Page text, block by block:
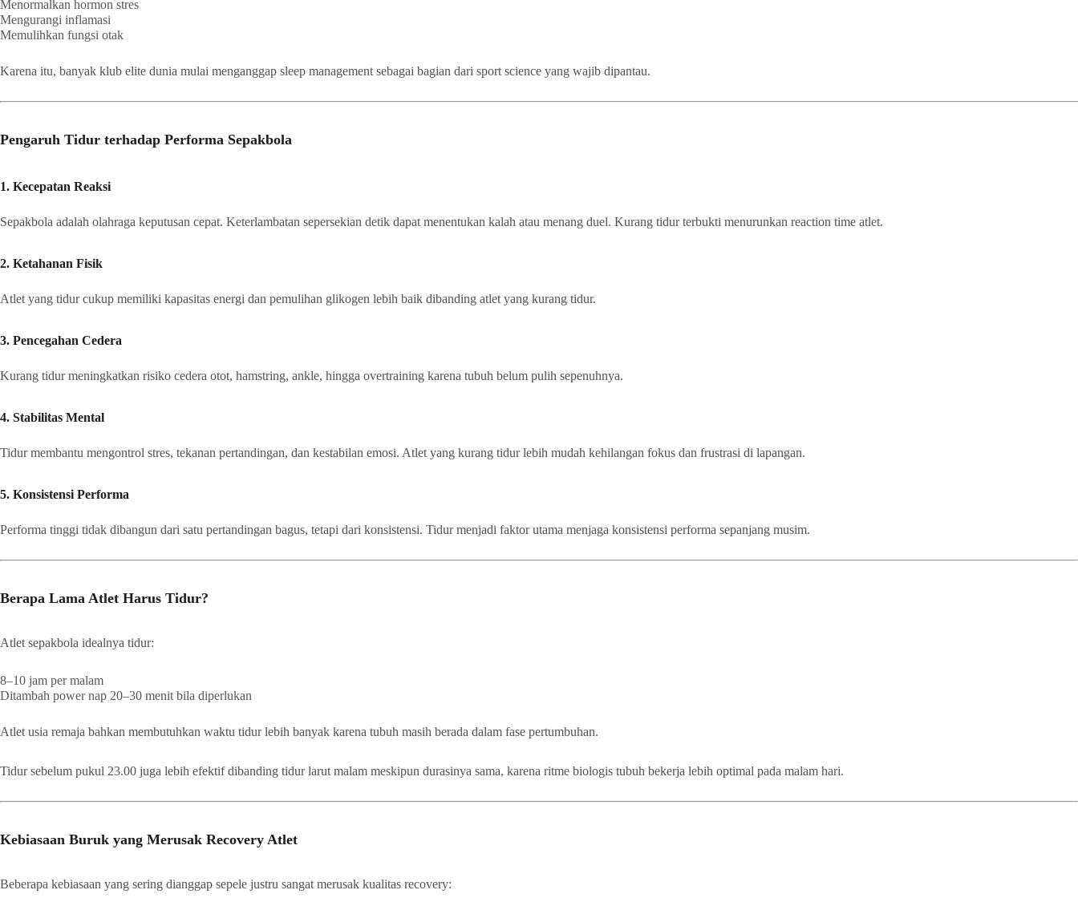
Menormalkan hormon stres
Mengurangi inflamasi
Memulihkan fungsi otak
Karena itu, banyak klub elite dunia mulai menganggap sleep management sebagai bagian dari sport science yang wajib dipantau.
Pengaruh Tidur terhadap Performa Sepakbola
1. Kecepatan Reaksi
Sepakbola adalah olahraga keputusan cepat. Keterlambatan sepersekian detik dapat menentukan kalah atau menang duel. Kurang tidur terbukti menurunkan reaction time atlet.
2. Ketahanan Fisik
Atlet yang tidur cukup memiliki kapasitas energi dan pemulihan glikogen lebih baik dibanding atlet yang kurang tidur.
3. Pencegahan Cedera
Kurang tidur meningkatkan risiko cedera otot, hamstring, ankle, hingga overtraining karena tubuh belum pulih sepenuhnya.
4. Stabilitas Mental
Tidur membantu mengontrol stres, tekanan pertandingan, dan kestabilan emosi. Atlet yang kurang tidur lebih mudah kehilangan fokus dan frustrasi di lapangan.
5. Konsistensi Performa
Performa tinggi tidak dibangun dari satu pertandingan bagus, tetapi dari konsistensi. Tidur menjadi faktor utama menjaga konsistensi performa sepanjang musim.
Berapa Lama Atlet Harus Tidur?
Atlet sepakbola idealnya tidur:
8–10 jam per malam
Ditambah power nap 20–30 menit bila diperlukan
Atlet usia remaja bahkan membutuhkan waktu tidur lebih banyak karena tubuh masih berada dalam fase pertumbuhan.
Tidur sebelum pukul 23.00 juga lebih efektif dibanding tidur larut malam meskipun durasinya sama, karena ritme biologis tubuh bekerja lebih optimal pada malam hari.
Kebiasaan Buruk yang Merusak Recovery Atlet
Beberapa kebiasaan yang sering dianggap sepele justru sangat merusak kualitas recovery: